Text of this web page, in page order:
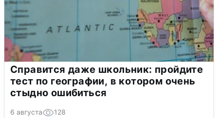
Справится даже школьник: пройдите
тест по географии, в котором очень
стыдно ошибиться
6 августа 128